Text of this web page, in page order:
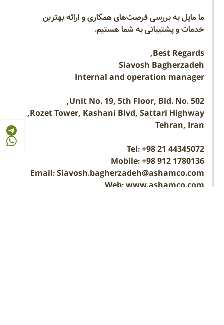
ما مایل به بررسی فرصت‌های همکاری و ارائه بهترین
خدمات و پشتیبانی به شما هستیم.
Best Regards,
Siavosh Bagherzadeh
Internal and operation manager
Unit No. 19, 5th Floor, Bld. No. 502,
Rozet Tower, Kashani Blvd, Sattari Highway,
Tehran, Iran
Tel: +98 21 44345072
Mobile: +98 912 1780136
Email: Siavosh.bagherzadeh@ashamco.com
Web: www.ashamco.com